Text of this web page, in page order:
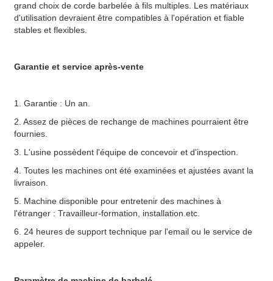
grand choix de corde barbelée à fils multiples. Les matériaux
d'utilisation devraient être compatibles à l'opération et fiable
stables et flexibles.
Garantie et service après-vente
1. Garantie : Un an.
2. Assez de pièces de rechange de machines pourraient être
fournies.
3. L'usine possèdent l'équipe de concevoir et d'inspection.
4. Toutes les machines ont été examinées et ajustées avant la
livraison.
5. Machine disponible pour entretenir des machines à
l'étranger : Travailleur-formation, installation.etc.
6. 24 heures de support technique par l'email ou le service de
appeler.